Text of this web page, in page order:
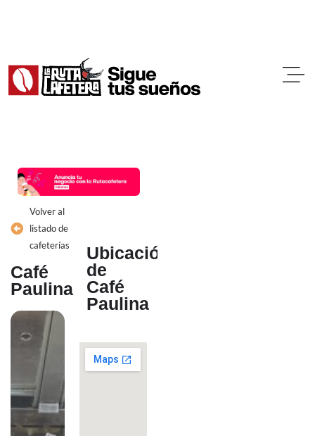
Volver al
listado de
cafeterías
Café
Paulina
Ubicación
de
Café
Paulina